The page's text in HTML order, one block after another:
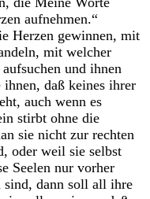
aufnehmen.“
Herzen gewinnen, mit
mit welcher
und ihnen
ihnen, daß keines ihrer
auch wenn es
stirbt ohne die
sie nicht zur rechten
oder weil sie selbst
Seelen nur vorher
sind, dann soll all ihre